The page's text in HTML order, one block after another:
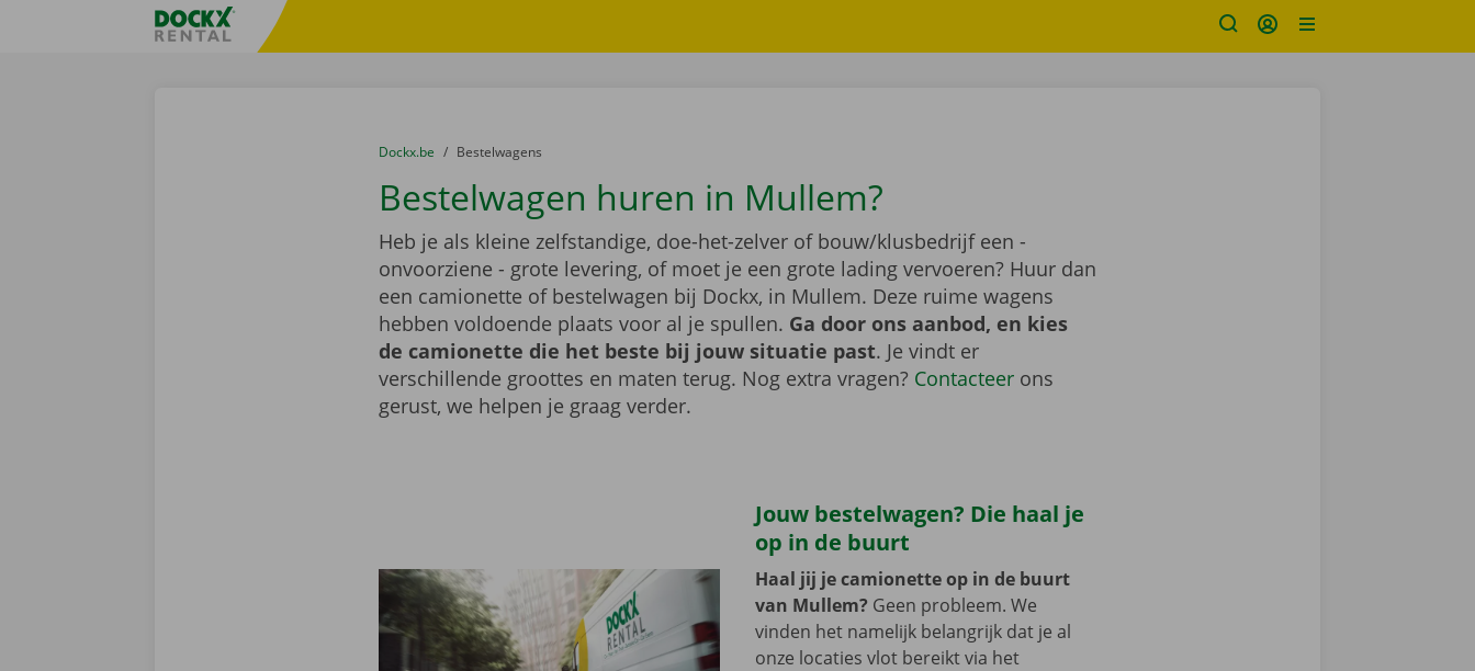
Taalselectie overslaanFratello DEMO
U bevindt zich hier:
van
Dockx.be naar
Bestelwagens
Bestelwagen huren in Mullem?
Heb je als kleine zelfstandige, doe-het-zelver of bouw/klusbedrijf een -
onvoorziene - grote levering, of moet je een grote lading vervoeren? Huur dan
een camionette of bestelwagen bij Dockx, in Mullem. Deze ruime wagens
hebben voldoende plaats voor al je spullen. Ga door ons aanbod, en kies
de camionette die het beste bij jouw situatie past. Je vindt er
verschillende groottes en maten terug. Nog extra vragen? Contacteerons
gerust, we helpen je graag verder.
Jouw bestelwagen? Die haal je
op in de buurt
Haal jij je camionette op in de buurt
van Mullem? Geen probleem. We
vinden het namelijk belangrijk dat je al
onze locaties vlot bereikt via het